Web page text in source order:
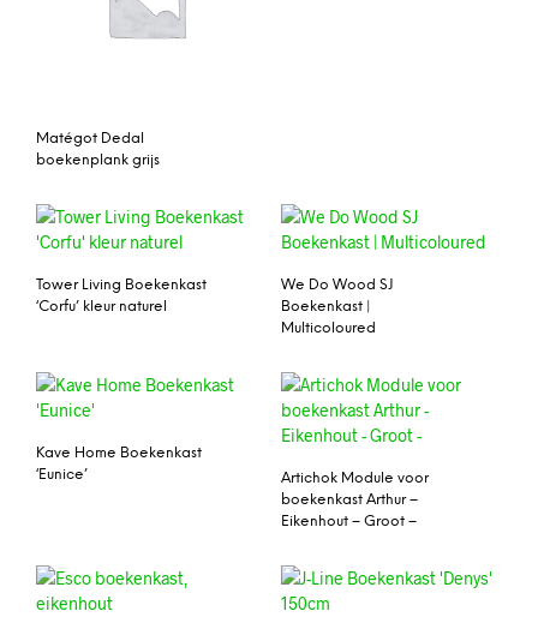
Matégot Dedal
boekenplank grijs
Tower Living Boekenkast
‘Corfu’ kleur naturel
We Do Wood SJ
Boekenkast |
Multicoloured
Kave Home Boekenkast
‘Eunice’
Artichok Module voor
boekenkast Arthur –
Eikenhout – Groot –